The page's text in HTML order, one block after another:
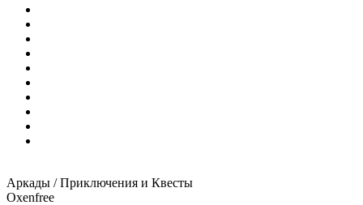
Аркады / Приключения и Квесты
Oxenfree